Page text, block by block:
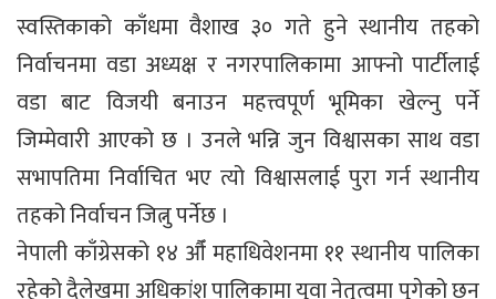
स्वस्तिकाको काँधमा वैशाख ३० गते हुने स्थानीय तहको
निर्वाचनमा वडा अध्यक्ष र नगरपालिकामा आफ्नो पार्टीलाई
वडा बाट विजयी बनाउन महत्त्वपूर्ण भूमिका खेल्नु पर्ने
जिम्मेवारी आएको छ । उनले भन्नि जुन विश्वासका साथ वडा
सभापतिमा निर्वाचित भए त्यो विश्वासलाई पुरा गर्न स्थानीय
तहको निर्वाचन जित्नु पर्नेछ ।
नेपाली काँग्रेसको १४ औँ महाधिवेशनमा ११ स्थानीय पालिका